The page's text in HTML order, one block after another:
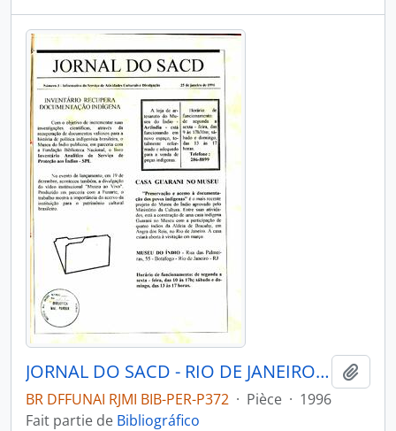
JORNAL DO SACD - RIO DE JANEIRO MUSEU DO ÍNDIO - 1996 - Nº03
BR DFFUNAI RJMI BIB-PER-P372 · Pièce · 1996
Fait partie de Bibliográfico